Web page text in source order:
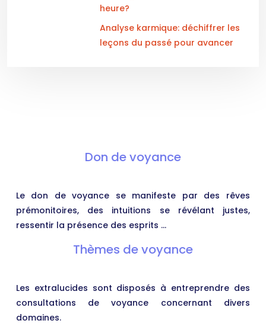
heure?
Analyse karmique: déchiffrer les
leçons du passé pour avancer
Don de voyance
Le don de voyance se manifeste par des rêves
prémonitoires, des intuitions se révélant justes,
ressentir la présence des esprits …
Thèmes de voyance
Les extralucides sont disposés à entreprendre des
consultations de voyance concernant divers
domaines.